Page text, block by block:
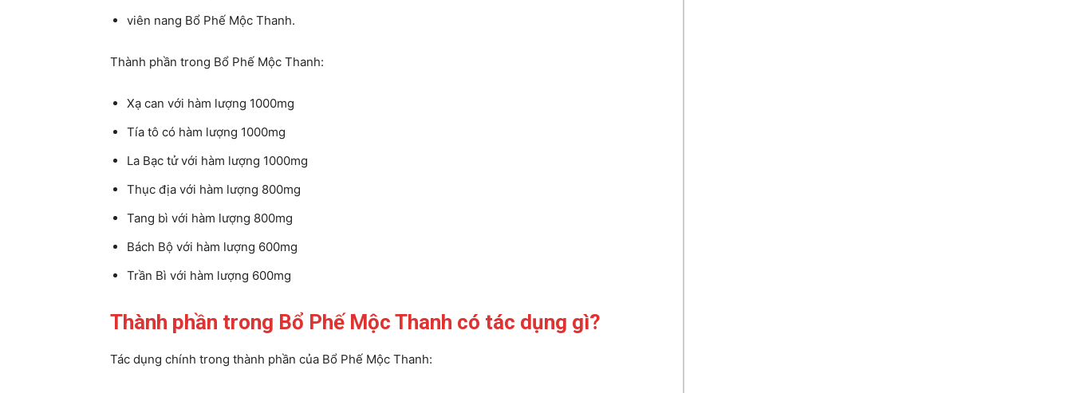
viên nang Bổ Phế Mộc Thanh.
Thành phần trong Bổ Phế Mộc Thanh:
Xạ can với hàm lượng 1000mg
Tía tô có hàm lượng 1000mg
La Bạc tử với hàm lượng 1000mg
Thục địa với hàm lượng 800mg
Tang bì với hàm lượng 800mg
Bách Bộ với hàm lượng 600mg
Trần Bì với hàm lượng 600mg
Thành phần trong Bổ Phế Mộc Thanh có tác dụng gì?
Tác dụng chính trong thành phần của Bổ Phế Mộc Thanh: